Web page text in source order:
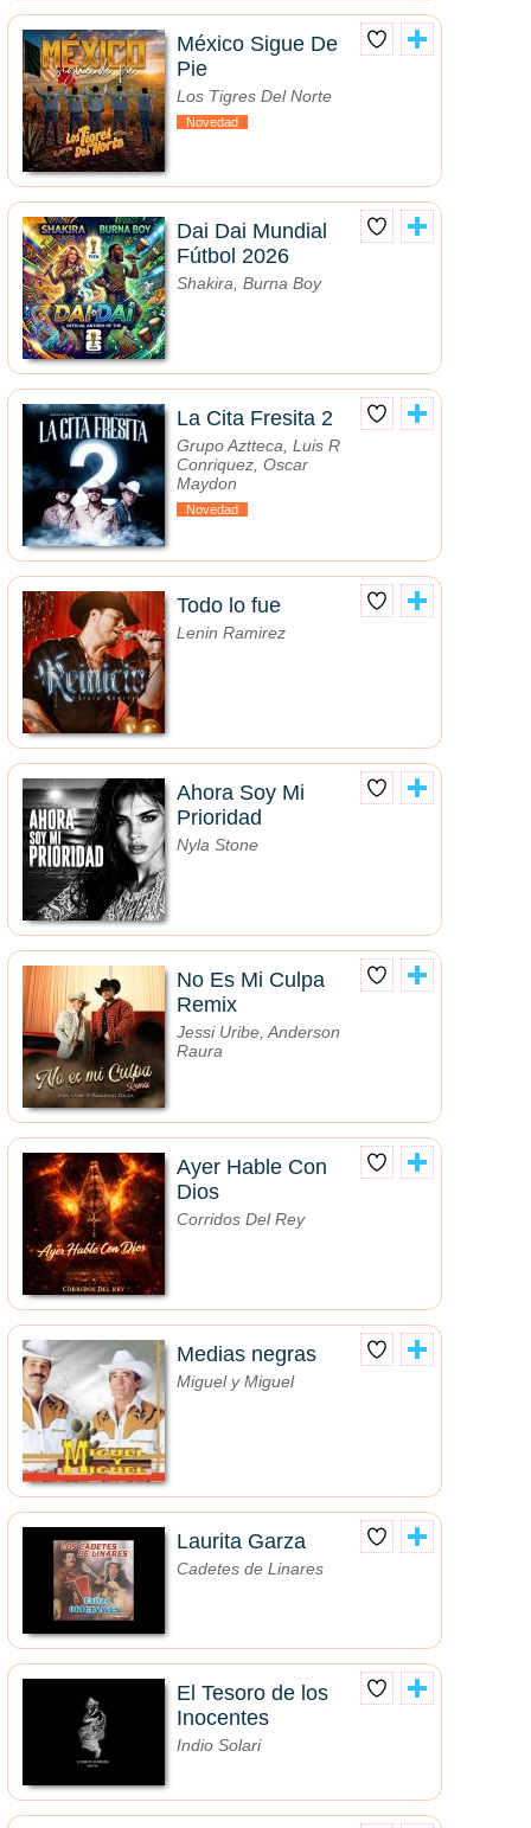
México Sigue De
Pie
Los Tigres Del Norte
Novedad
Dai Dai Mundial
Fútbol 2026
Shakira, Burna Boy
La Cita Fresita 2
Grupo Aztteca, Luis R
Conriquez, Oscar
Maydon
Novedad
Todo lo fue
Lenin Ramirez
Ahora Soy Mi
Prioridad
Nyla Stone
No Es Mi Culpa
Remix
Jessi Uribe, Anderson
Raura
Ayer Hable Con
Dios
Corridos Del Rey
Medias negras
Miguel y Miguel
Laurita Garza
Cadetes de Linares
El Tesoro de los
Inocentes
Indio Solari